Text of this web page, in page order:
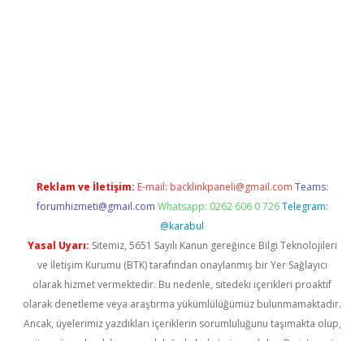
Reklam ve İletişim: E-mail: backlinkpaneli@gmail.com Teams:
forumhizmeti@gmail.com Whatsapp: 0262 606 0 726 Telegram:
@karabul
Yasal Uyarı: Sitemiz, 5651 Sayılı Kanun gereğince Bilgi Teknolojileri
ve İletişim Kurumu (BTK) tarafından onaylanmış bir Yer Sağlayıcı
olarak hizmet vermektedir. Bu nedenle, sitedeki içerikleri proaktif
olarak denetleme veya araştırma yükümlülüğümüz bulunmamaktadır.
Ancak, üyelerimiz yazdıkları içeriklerin sorumluluğunu taşımakta olup,